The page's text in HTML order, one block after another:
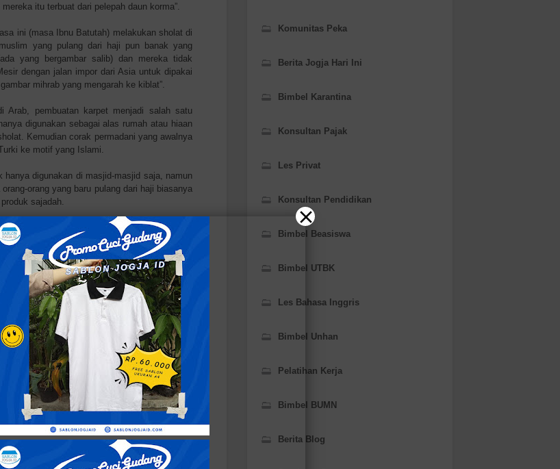
itu terbuat dari pelepah daun korma”.
ini (masa Ibnu Batutah) melakukan sholat di
yang pulang dari haji pun banak yang
yang bergambar salib) dan mereka tidak
dengan jalan impor dari Asia untuk dipakai
mihrab yang mengarah ke kiblat”.
Arab, pembuatan karpet menjadi salah satu
digunakan sebagai alas rumah atau hiaan
Kemudian corak permadani yang awalnya
ke motif yang Islami.
digunakan di masjid-masjid saja, namun
orang yang baru pulang dari haji biasanya
sajadah.
di manapun dan kapan pun sudah menjadi
kebersihan dan kekhusyu’an saat
ini banyak sekali memunculkan variasi mulai
yang digunakan. Dan penjualannya tersebut
harga yang ditawarkan pun lumayan
sendiri desain gambarnya. Seperti kami
pembuatan sablon sajadah lusinan murahyang
banyak kita pakai selama ini. Semoga menjadi
teman-teman lainnya dengan mencantumkan
dengan klikPORTOFOLIO Sablon
Komunitas Peka
Berita Jogja Hari Ini
Bimbel Karantina
Konsultan Pajak
Les Privat
Konsultan Pendidikan
Bimbel Beasiswa
Bimbel UTBK
Les Bahasa Inggris
Bimbel Unhan
Pelatihan Kerja
Bimbel BUMN
Berita Blog